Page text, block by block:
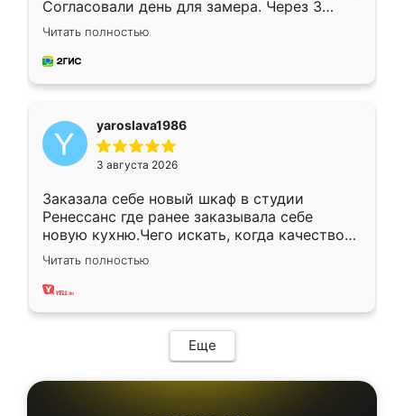
Согласовали день для замера. Через 3
недели кухня была уже готова. Остались
довольны работой. Спасибо Ренессанс
мебель за качественную работу!
Читать полностью
yaroslava1986
3 августа 2026
Заказала себе новый шкаф в студии
Ренессанс где ранее заказывала себе
новую кухню.Чего искать, когда качеством
вполне довольна. Служит кухня уже почти
два года, нареканий нет.
Читать полностью
Еще